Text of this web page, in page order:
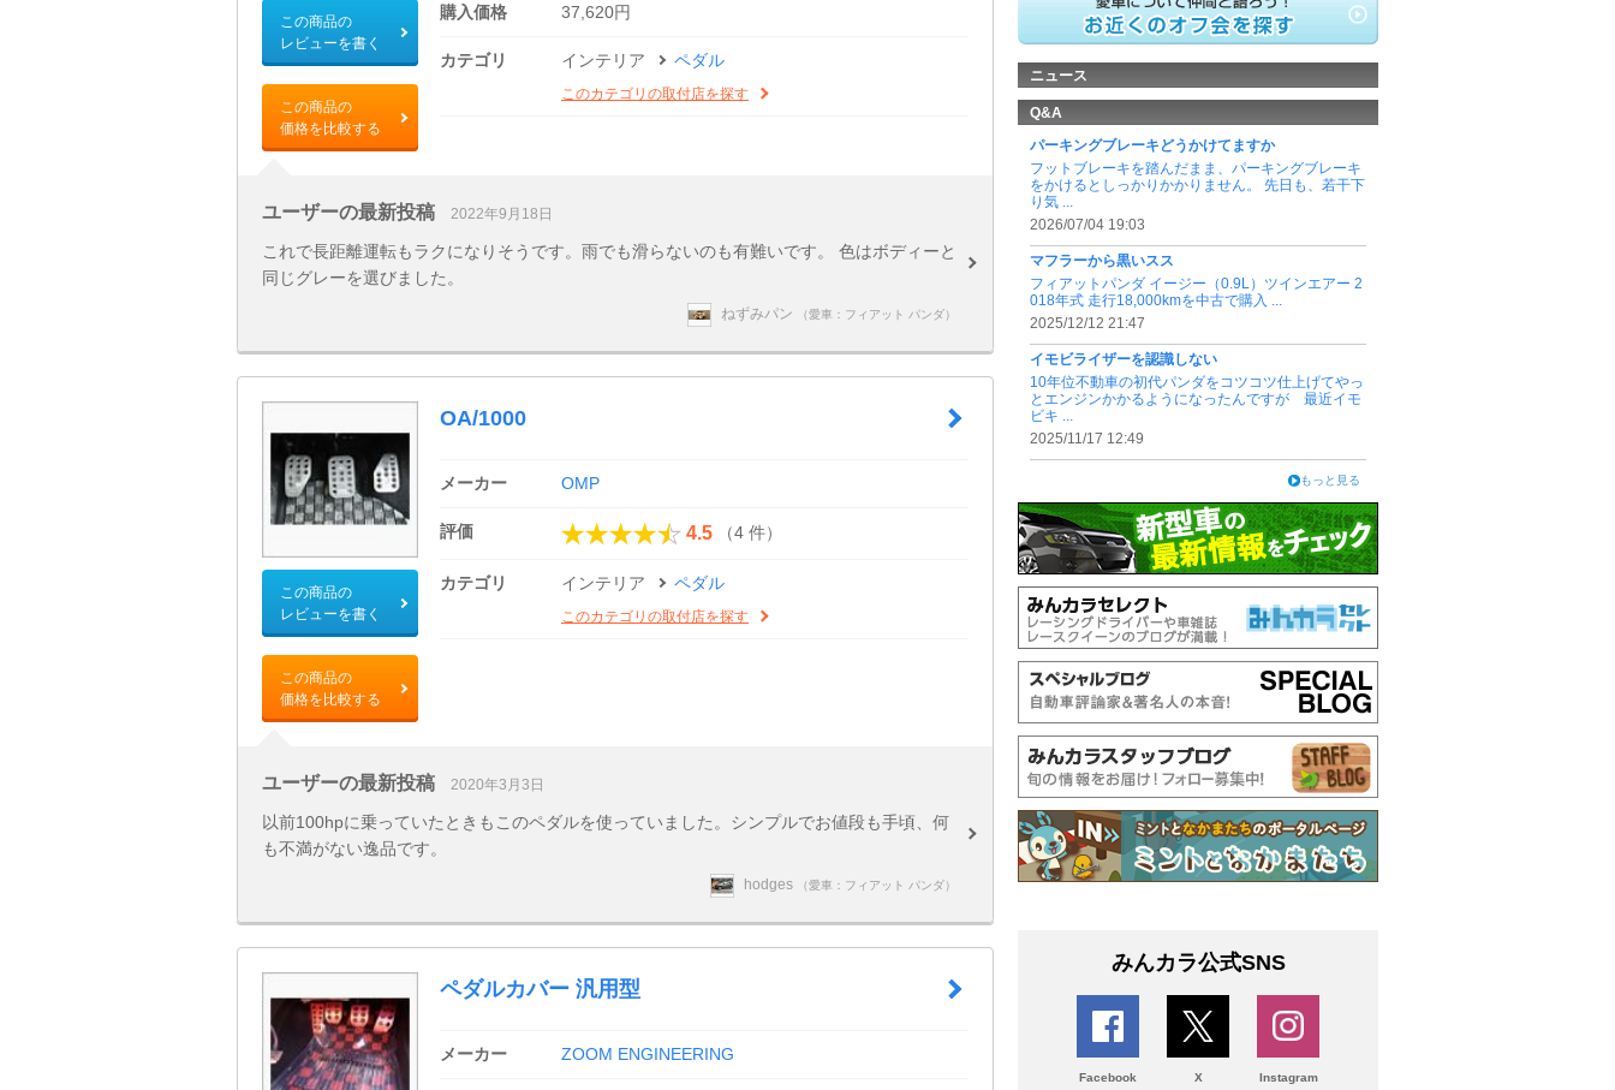
この商品の
レビューを書く
この商品の
価格を比較する
購入価格 37,620円
カテゴリ インテリア ペダル
このカテゴリの取付店を探す
ユーザーの最新投稿 2022年9月18日
これで長距離運転もラクになりそうです。雨でも滑らないのも有難いです。 色はボディーと
同じグレーを選びました。
ねずみパン （愛車：フィアット パンダ）
この商品の
レビューを書く
この商品の
価格を比較する
OA/1000
メーカー OMP
評価 4.5 （4 件）
カテゴリ インテリア ペダル
このカテゴリの取付店を探す
ユーザーの最新投稿 2020年3月3日
以前100hpに乗っていたときもこのペダルを使っていました。シンプルでお値段も手頃、何
も不満がない逸品です。
hodges （愛車：フィアット パンダ）
ペダルカバー 汎用型
メーカー ZOOM ENGINEERING
ニュース
Q&A
パーキングブレーキどうかけてますか
フットブレーキを踏んだまま、パーキングブレーキ
をかけるとしっかりかかりません。 先日も、若干下
り気 ...
2026/07/04 19:03
マフラーから黒いスス
フィアットパンダ イージー（0.9L）ツインエアー 2
018年式 走行18,000kmを中古で購入 ...
2025/12/12 21:47
イモビライザーを認識しない
10年位不動車の初代パンダをコツコツ仕上げてやっ
とエンジンかかるようになったんですが 最近イモ
ビキ ...
2025/11/17 12:49
もっと見る
みんカラ公式SNS
Facebook X Instagram